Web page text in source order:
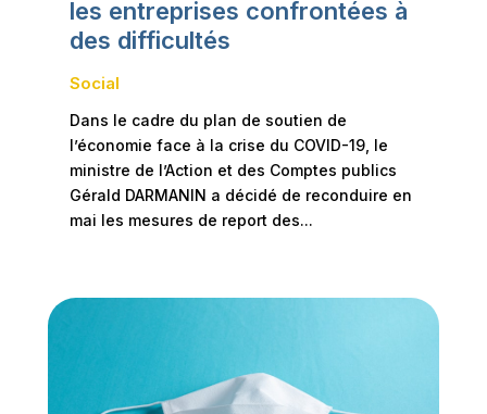
les entreprises confrontées à
des difficultés
Social
Dans le cadre du plan de soutien de
l’économie face à la crise du COVID-19, le
ministre de l’Action et des Comptes publics
Gérald DARMANIN a décidé de reconduire en
mai les mesures de report des...